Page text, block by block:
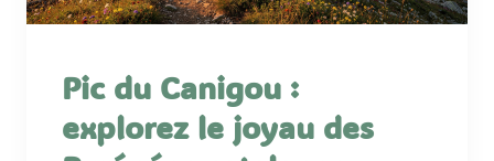
Pic du Canigou :
explorez le joyau des